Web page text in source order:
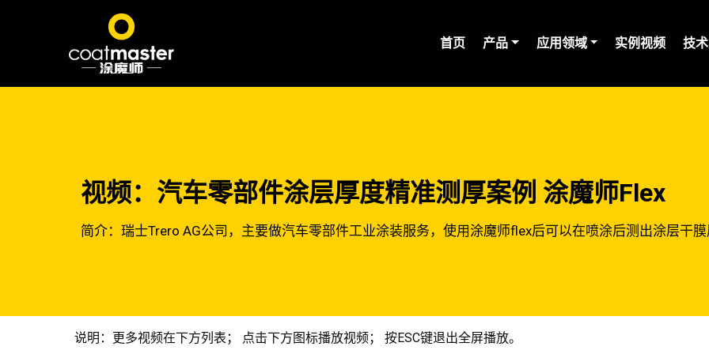
首页(current)
产品 应用领域 实例视频 技
视频：汽车零部件涂层厚度精准测厚案例 涂魔师Flex
简介：瑞士Trero AG公司，主要做汽车零部件工业涂装服务，使用涂魔师flex后可以在喷涂后测出涂层干
说明：更多视频在下方列表； 点击下方图标播放视频； 按ESC键退出全屏播放。